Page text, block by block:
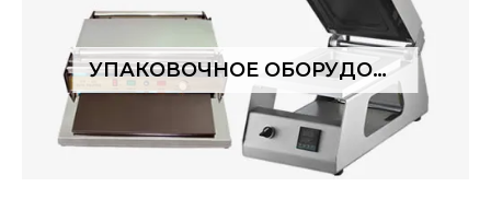
УПАКОВОЧНОЕ ОБОРУДОВАНИЕ